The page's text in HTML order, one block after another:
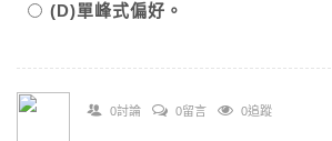
(D)單峰式偏好。
0討論 0留言 0追蹤